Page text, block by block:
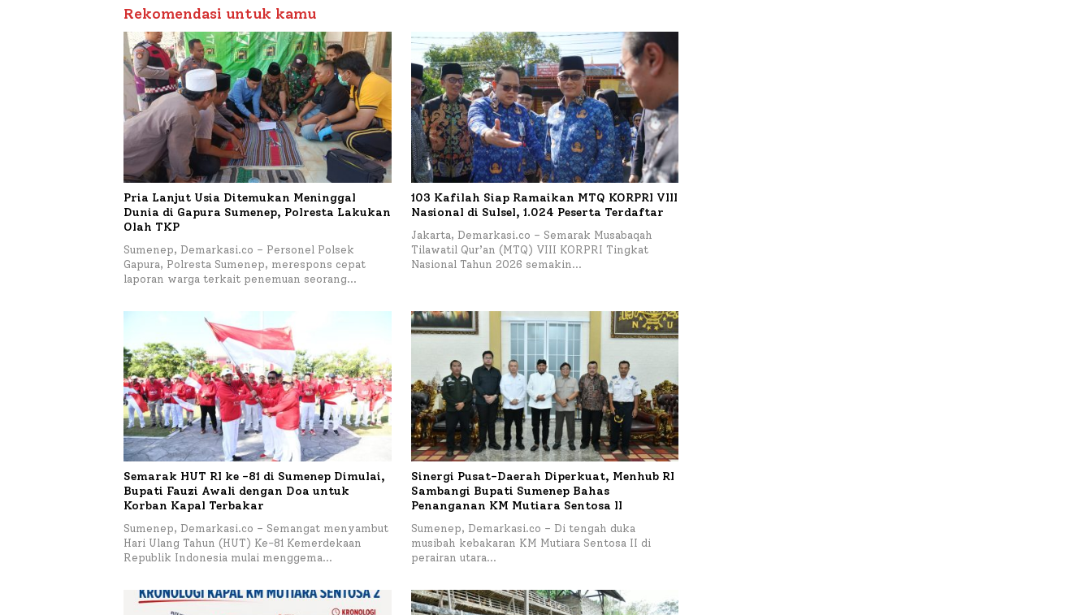
Rekomendasi untuk kamu
Pria Lanjut Usia Ditemukan Meninggal
Dunia di Gapura Sumenep, Polresta Lakukan
Olah TKP
Sumenep, Demarkasi.co – Personel Polsek
Gapura, Polresta Sumenep, merespons cepat
laporan warga terkait penemuan seorang…
103 Kafilah Siap Ramaikan MTQ KORPRI VIII
Nasional di Sulsel, 1.024 Peserta Terdaftar
Jakarta, Demarkasi.co – Semarak Musabaqah
Tilawatil Qur’an (MTQ) VIII KORPRI Tingkat
Nasional Tahun 2026 semakin…
Semarak HUT RI ke -81 di Sumenep Dimulai,
Bupati Fauzi Awali dengan Doa untuk
Korban Kapal Terbakar
Sumenep, Demarkasi.co – Semangat menyambut
Hari Ulang Tahun (HUT) Ke-81 Kemerdekaan
Republik Indonesia mulai menggema…
Sinergi Pusat-Daerah Diperkuat, Menhub RI
Sambangi Bupati Sumenep Bahas
Penanganan KM Mutiara Sentosa II
Sumenep, Demarkasi.co – Di tengah duka
musibah kebakaran KM Mutiara Sentosa II di
perairan utara…